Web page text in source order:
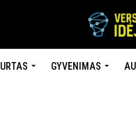
GYVENIMAS